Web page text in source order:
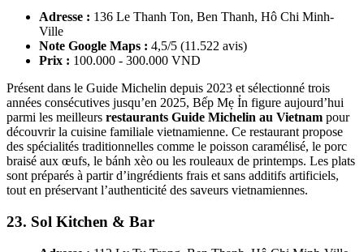
Adresse : 136 Le Thanh Ton, Ben Thanh, Hô Chi Minh-
Ville
Note Google Maps : 4,5/5 (11.522 avis)
Prix : 100.000 - 300.000 VND
Présent dans le Guide Michelin depuis 2023 et sélectionné trois
années consécutives jusqu’en 2025, Bếp Mẹ Ỉn figure aujourd’hui
parmi les meilleurs restaurants Guide Michelin au Vietnam pour
découvrir la cuisine familiale vietnamienne. Ce restaurant propose
des spécialités traditionnelles comme le poisson caramélisé, le porc
braisé aux œufs, le bánh xèo ou les rouleaux de printemps. Les plats
sont préparés à partir d’ingrédients frais et sans additifs artificiels,
tout en préservant l’authenticité des saveurs vietnamiennes.
23. Sol Kitchen & Bar